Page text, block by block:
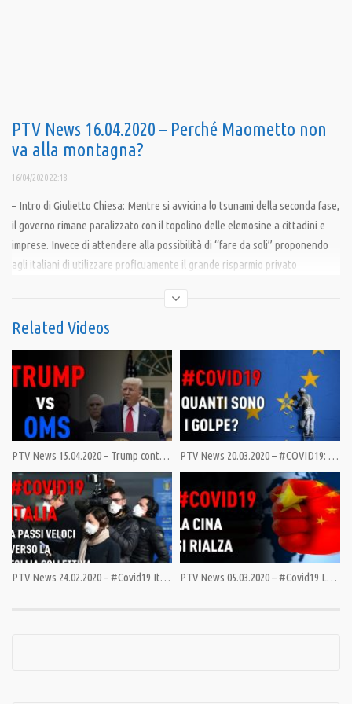
PTV News 16.04.2020 – Perché Maometto non
va alla montagna?
16/04/2020 22:18
– Intro di Giulietto Chiesa: Mentre si avvicina lo tsunami della seconda fase,
il governo rimane paralizzato con il topolino delle elemosine a cittadini e
imprese. Invece di attendere alla possibilità di “fare da soli” proponendo
agli italiani di utilizzare proficuamente il grande risparmio privato
parata della vittoria del 9 maggio. Lo scontro dei poteri mondiali si sposta
sulla finanza. Ci aiuterà l’America? Certo non ci aiuteranno i mercati perché
una parola sola: debito.
– Elezioni in Corea del Sud: la gestione del Covid19 premia Moon
– Ricomincia “l’attacco” dei mercati contro l’Italia
– Da Trump contro OMS a Gates contro Trump
– Miliardi di dollari pubblici a Tesla – MIke Pompeo: obiettivo Venezuela
– Rimetti a loro i loro debiti? Macchè!
Related Videos
PTV News 15.04.2020 – Trump contro OMS PTV News 20.03.2020 – #COVID19: QUANTI SONO I GOLPE?
PTV News 24.02.2020 – #Covid19 Italia a passi veloci verso la follia collettiva PTV News 05.03.2020 – #Covid19 La Cina si rialza